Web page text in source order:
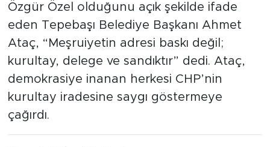
Özgür Özel olduğunu açık şekilde ifade
eden Tepebaşı Belediye Başkanı Ahmet
Ataç, “Meşruiyetin adresi baskı değil;
kurultay, delege ve sandıktır” dedi. Ataç,
demokrasiye inanan herkesi CHP’nin
kurultay iradesine saygı göstermeye
çağırdı.